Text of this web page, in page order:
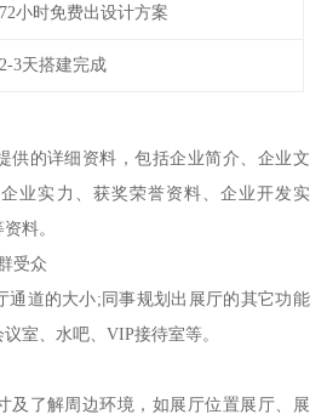
72小时免费出设计方案
2-3天搭建完成
供的详细资料，包括企业简介、企业文
业实力、获奖荣誉资料、企业开发实
料。
受众
通道的大小;同事规划出展厅的其它功能
室、水吧、VIP接待室等。
及了解周边环境，如展厅位置展厅、展